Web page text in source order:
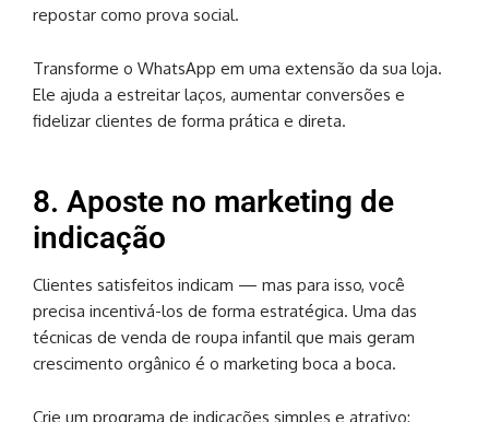
repostar como prova social.
Transforme o WhatsApp em uma extensão da sua loja.
Ele ajuda a estreitar laços, aumentar conversões e
fidelizar clientes de forma prática e direta.
8. Aposte no marketing de
indicação
Clientes satisfeitos indicam — mas para isso, você
precisa incentivá-los de forma estratégica. Uma das
técnicas de venda de roupa infantil que mais geram
crescimento orgânico é o marketing boca a boca.
Crie um programa de indicações simples e atrativo: